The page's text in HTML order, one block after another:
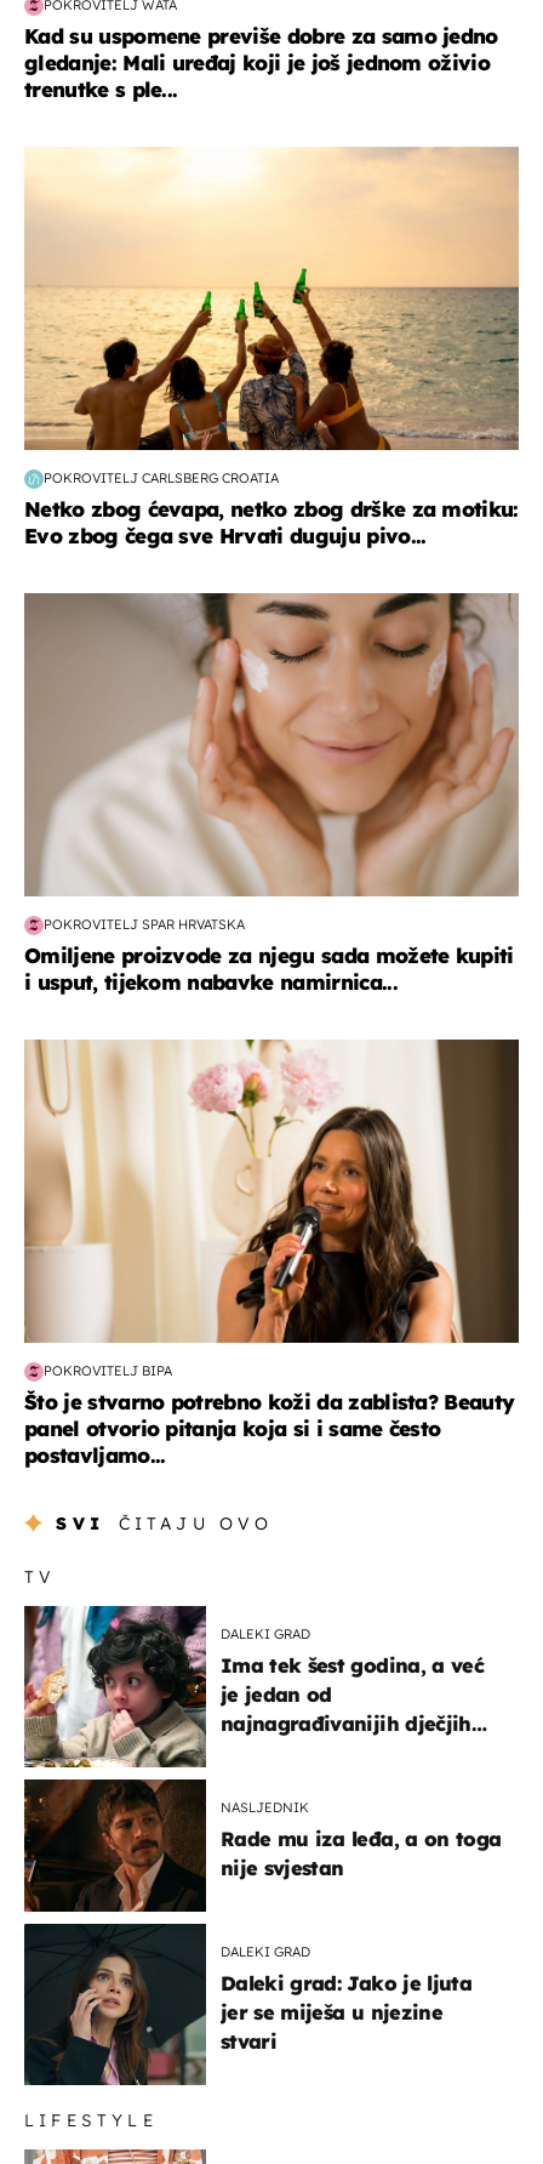
POKROVITELJ WATA
Kad su uspomene previše dobre za samo jedno
gledanje: Mali uređaj koji je još jednom oživio
trenutke s ple...
POKROVITELJ CARLSBERG CROATIA
Netko zbog ćevapa, netko zbog drške za motiku:
Evo zbog čega sve Hrvati duguju pivo...
moda & ljepota
POKROVITELJ SPAR HRVATSKA
Omiljene proizvode za njegu sada možete kupiti
i usput, tijekom nabavke namirnica...
moda & ljepota
POKROVITELJ BIPA
Što je stvarno potrebno koži da zablista? Beauty
panel otvorio pitanja koja si i same često
postavljamo...
SVI ČITAJU OVO
TV
DALEKI GRAD
Ima tek šest godina, a već
je jedan od
najnagrađivanijih dječjih
NASLJEDNIK
Rade mu iza leđa, a on toga
nije svjestan
DALEKI GRAD
Daleki grad: Jako je ljuta
jer se miješa u njezine
stvari
LIFESTYLE